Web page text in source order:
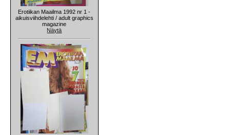
Erotiikan Maailma 1992 nr 1 -
aikuisviihdelehti / adult graphics
magazine
Näytä